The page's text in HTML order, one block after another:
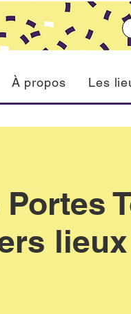
À propos Les